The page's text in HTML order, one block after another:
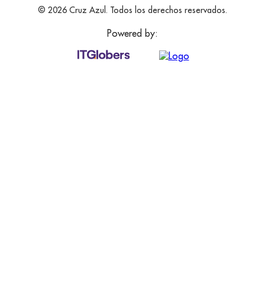
© 2026 Cruz Azul. Todos los derechos reservados.
Powered by: